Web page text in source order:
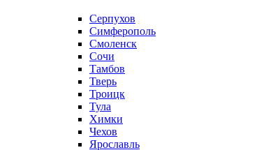
Серпухов
Симферополь
Смоленск
Сочи
Тамбов
Тверь
Троицк
Тула
Химки
Чехов
Ярославль